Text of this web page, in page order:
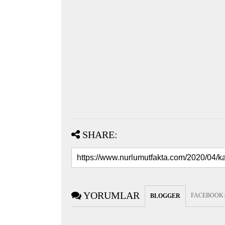
SHARE:
YORUMLAR BLOGGER FACEBOOK: